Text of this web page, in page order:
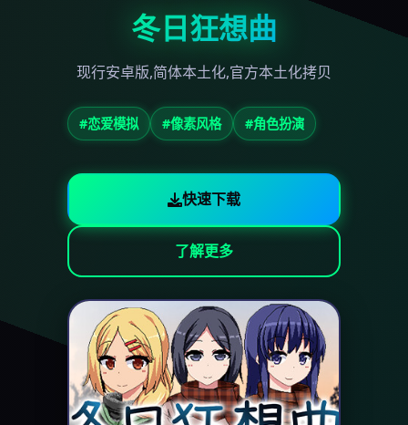
冬日狂想曲
现行安卓版,简体本土化,官方本土化拷贝
#恋爱模拟 #像素风格 #角色扮演
快速下载
了解更多